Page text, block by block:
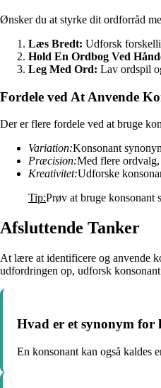
Ønsker du at styrke dit ordforråd
Læs Bredt: Udforsk
Hold En Ordbog Ved
Leg Med Ord: Lav ordspil
Fordele ved At Anvende
Der er flere fordele ved at bruge
Variation:Konsonant
Præcision:Med flere
Kreativitet:Udforske
Tip:Prøv at bruge konsonant
Afsluttende Tanker
At lære at identificere og anvende
udfordringen op, udforsk
Hvad er et synonym for
En konsonant kan også kaldes